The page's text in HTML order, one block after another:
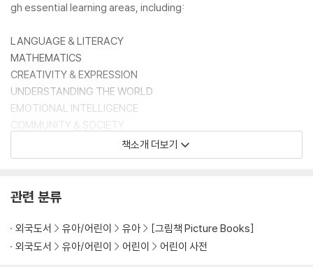
gh essential learning areas, including:
LANGUAGE & LITERACY
MATHEMATICS
CREATIVITY & EXPRESSION
UNDERSTANDING THE WORLD
EMOTIONAL INTELLIGENCE
COMMUNITY & SOCIETY
Let Peppa support your little ones on their early learning adve
책소개 더보기
관련 분류
외국도서 유아/어린이 유아
[그림책 Picture Books]
외국도서
유아/어린이 어린이 어린이 사전